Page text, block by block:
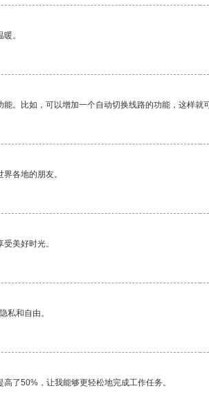
。
。比如，可以增加一个自动切换线路的功能，这样就
各地的朋友。
美好时光。
私和自由。
了50%，让我能够更轻松地完成工作任务。